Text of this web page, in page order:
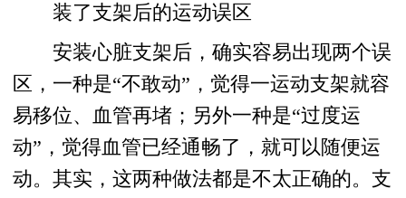
装了支架后的运动误区
安装心脏支架后，确实容易出现两个误
区，一种是“不敢动”，觉得一运动支架就容
易移位、血管再堵；另外一种是“过度运
动”，觉得血管已经通畅了，就可以随便运
动。其实，这两种做法都是不太正确的。支